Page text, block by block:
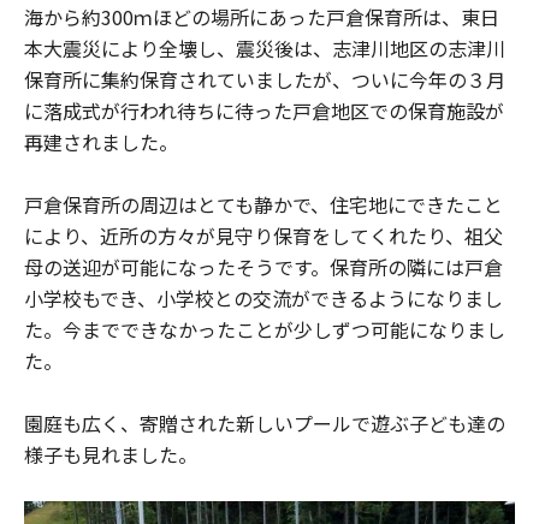
海から約300ｍほどの場所にあった戸倉保育所は、東日
本大震災により全壊し、震災後は、志津川地区の志津川
保育所に集約保育されていましたが、ついに今年の３月
に落成式が行われ待ちに待った戸倉地区での保育施設が
再建されました。
戸倉保育所の周辺はとても静かで、住宅地にできたこと
により、近所の方々が見守り保育をしてくれたり、祖父
母の送迎が可能になったそうです。保育所の隣には戸倉
小学校もでき、小学校との交流ができるようになりまし
た。今までできなかったことが少しずつ可能になりまし
た。
園庭も広く、寄贈された新しいプールで遊ぶ子ども達の
様子も見れました。